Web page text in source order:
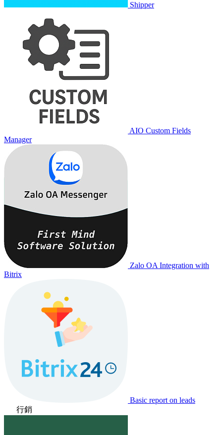
Shipper
AIO Custom Fields
Manager
Zalo OA Integration with
Bitrix
Basic report on leads
行銷